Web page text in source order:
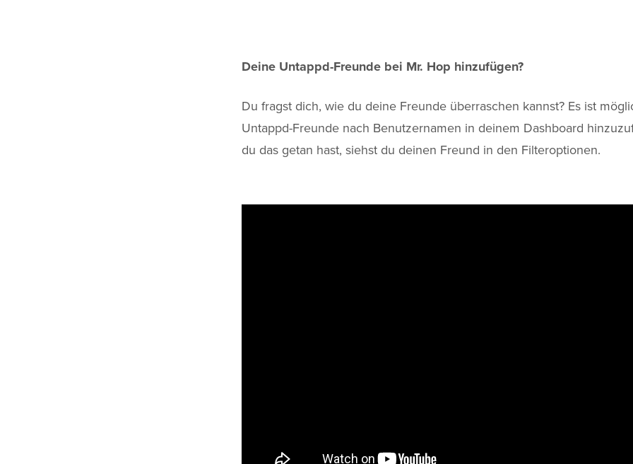
Deine Untappd-Freunde bei Mr. Hop hinzufügen?
Du fragst dich, wie du deine Freunde überraschen kannst? Es ist
Untappd-Freunde nach Benutzernamen in deinem Dashboard
du das getan hast, siehst du deinen Freund in den Filteroptionen.